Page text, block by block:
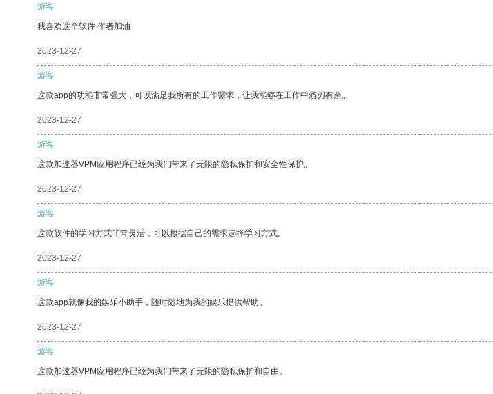
游客
我喜欢这个软件 作者加油
2023-12-27
游客
这款app的功能非常强大，可以满足我所有的工作需求，让我能够在工作中游刃有余。
2023-12-27
游客
这款加速器VPM应用程序已经为我们带来了无限的隐私保护和安全性保护。
2023-12-27
游客
这款软件的学习方式非常灵活，可以根据自己的需求选择学习方式。
2023-12-27
游客
这款app就像我的娱乐小助手，随时随地为我的娱乐提供帮助。
2023-12-27
游客
这款加速器VPM应用程序已经为我们带来了无限的隐私保护和自由。